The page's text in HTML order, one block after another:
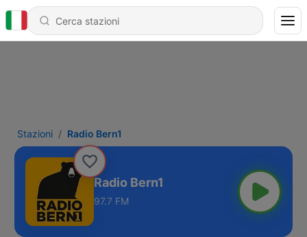
Stazioni Radio Bern1
Radio Bern1
97.7 FM